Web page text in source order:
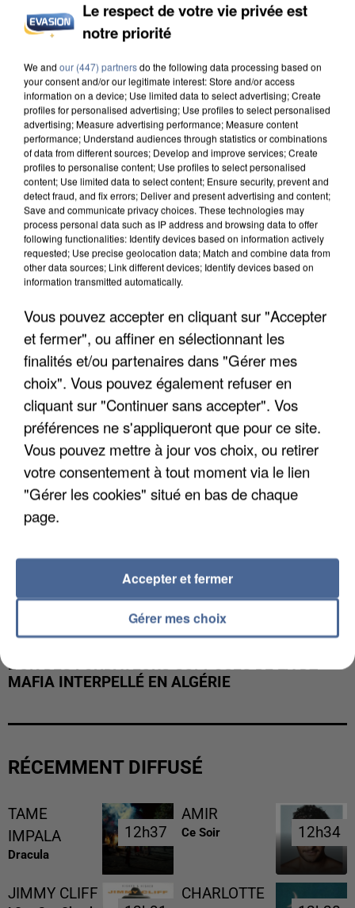
DE SOLIDARITÉ AVEC LES...
APRÈS TOUTES CES CANICULES, LES REFUGES
DE FAUNE SAUVAGE SONT...
L’UN DES FONDATEURS SUPPOSÉS DE LA DZ
MAFIA INTERPELLÉ EN ALGÉRIE
RÉCEMMENT DIFFUSÉ
TAME
IMPALA
Dracula
12h37
12h37
AMIR
Ce Soir 12h34
12h34
JIMMY CLIFF
CHARLOTTE
Le respect de votre vie privée est
notre priorité
We and our (447) partnersdo the following data processing based on
your consent and/or our legitimate interest: Store and/or access
information on a device; Use limited data to select advertising; Create
profiles for personalised advertising; Use profiles to select personalised
advertising; Measure advertising performance; Measure content
performance; Understand audiences through statistics or combinations
of data from different sources; Develop and improve services; Create
profiles to personalise content; Use profiles to select personalised
content; Use limited data to select content; Ensure security, prevent and
detect fraud, and fix errors; Deliver and present advertising and content;
Save and communicate privacy choices. These technologies may
process personal data such as IP address and browsing data to offer
following functionalities: Identify devices based on information actively
requested; Use precise geolocation data; Match and combine data from
other data sources; Link different devices; Identify devices based on
information transmitted automatically.
Vous pouvez accepter en cliquant sur "Accepter
et fermer", ou affiner en sélectionnant les
finalités et/ou partenaires dans "Gérer mes
choix". Vous pouvez également refuser en
cliquant sur "Continuer sans accepter". Vos
préférences ne s'appliqueront que pour ce site.
Vous pouvez mettre à jour vos choix, ou retirer
votre consentement à tout moment via le lien
"Gérer les cookies" situé en bas de chaque
page.
Gérer mes choix
Accepter et fermer